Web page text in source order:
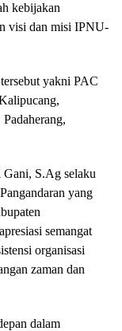
kebijakan
visi dan misi IPNU-
yakni PAC
S.Ag selaku
yang
semangat
organisasi
zaman dan
dalam